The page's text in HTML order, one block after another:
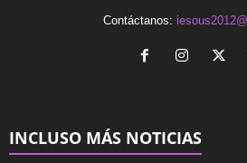
Contáctanos:
INCLUSO MÁS NOTICIAS